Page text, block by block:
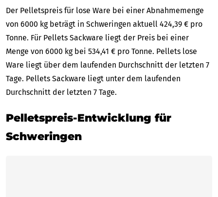
Der Pelletspreis für lose Ware bei einer Abnahmemenge
von 6000 kg beträgt in Schweringen aktuell 424,39 € pro
Tonne. Für Pellets Sackware liegt der Preis bei einer
Menge von 6000 kg bei 534,41 € pro Tonne. Pellets lose
Ware liegt über dem laufenden Durchschnitt der letzten 7
Tage. Pellets Sackware liegt unter dem laufenden
Durchschnitt der letzten 7 Tage.
Pelletspreis-Entwicklung für
Schweringen